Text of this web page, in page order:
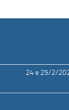
24 e 25/2/